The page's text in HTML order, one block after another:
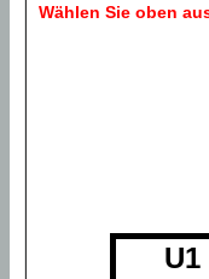
Wählen Sie oben
U1